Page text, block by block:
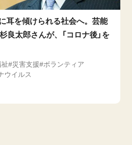
に耳を傾けられる社会へ。芸能
良太郎さんが、「コロナ後」を
災害支援
ボランティア
ウイルス